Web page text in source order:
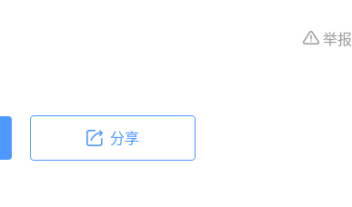
本文内容采取的任何行动，本文作者、出版方
举报
分享